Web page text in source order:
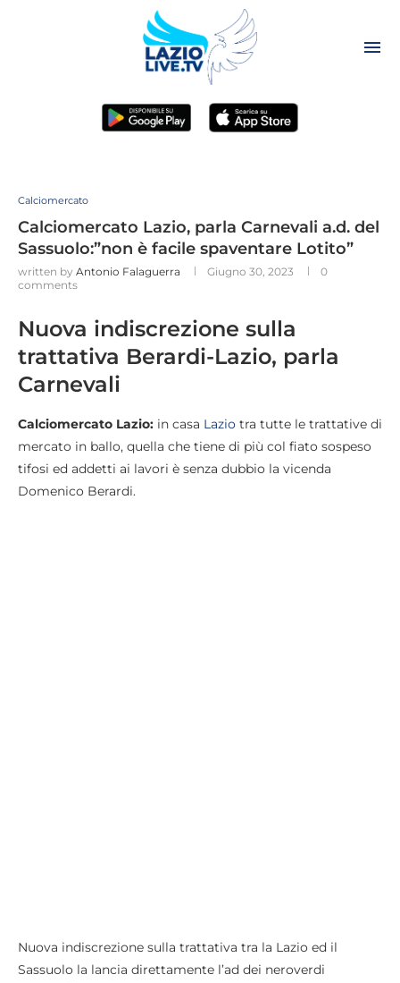
Calciomercato
Calciomercato Lazio, parla Carnevali a.d. del
Sassuolo:”non è facile spaventare Lotito”
written by Antonio Falaguerra Giugno 30, 2023
0
comments
Nuova indiscrezione sulla
trattativa Berardi-Lazio, parla
Carnevali
Calciomercato Lazio: in casa Lazio tra tutte le trattative di
mercato in ballo, quella che tiene di più col fiato sospeso
tifosi ed addetti ai lavori è senza dubbio la vicenda
Domenico Berardi.
Nuova indiscrezione sulla trattativa tra la Lazio ed il
Sassuolo la lancia direttamente l’ad dei neroverdi